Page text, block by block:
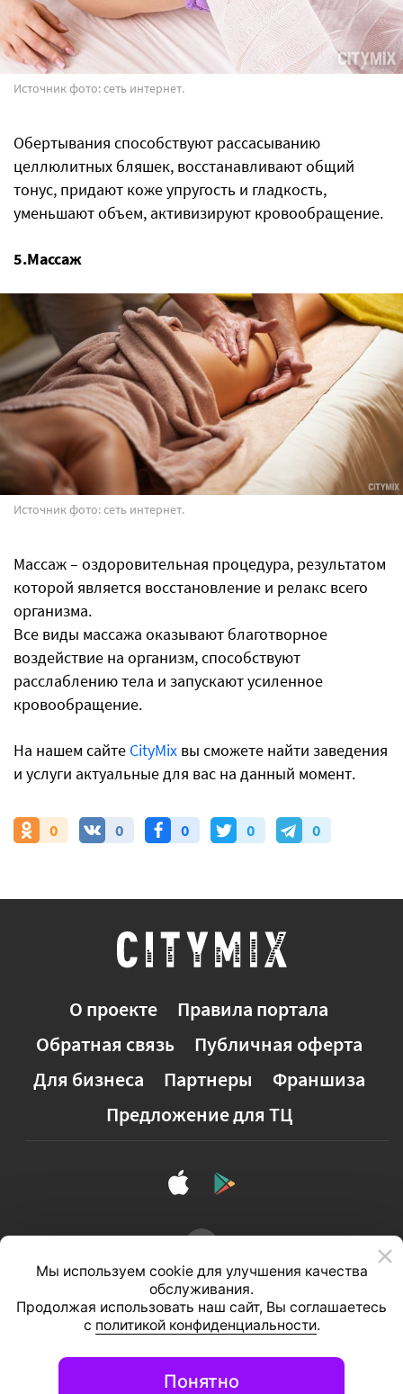
Источник фото: сеть интернет.
Обертывания способствуют рассасыванию
целлюлитных бляшек, восстанавливают общий
тонус, придают коже упругость и гладкость,
уменьшают объем, активизируют кровообращение.
5.Массаж
Источник фото: сеть интернет.
Массаж – оздоровительная процедура, результатом
которой является восстановление и релакс всего
организма.
Все виды массажа оказывают благотворное
воздействие на организм, способствуют
расслаблению тела и запускают усиленное
кровообращение.
На нашем сайте CityMix вы сможете найти заведения
и услуги актуальные для вас на данный момент.
0 0 0 0 0
О проекте
Правила портала
Обратная связь
Публичная оферта
Для бизнеса
Партнеры
Франшиза
Предложение для ТЦ
Полная версия сайта
© 2026, ООО «Студия 111»
Мы используем cookie для улучшения качества
обслуживания.
Продолжая использовать наш сайт, Вы соглашаетесь
с политикой конфиденциальности.
Понятно